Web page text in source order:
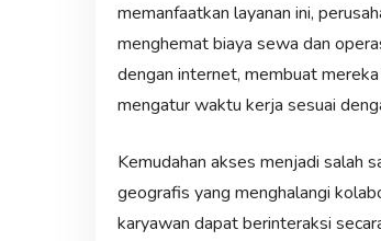
memanfaatkan layanan ini,
menghemat biaya sewa dan
dengan internet, membuat
mengatur waktu kerja sesuai
Kemudahan akses menjadi salah
geografis yang menghalangi
karyawan dapat berinteraksi